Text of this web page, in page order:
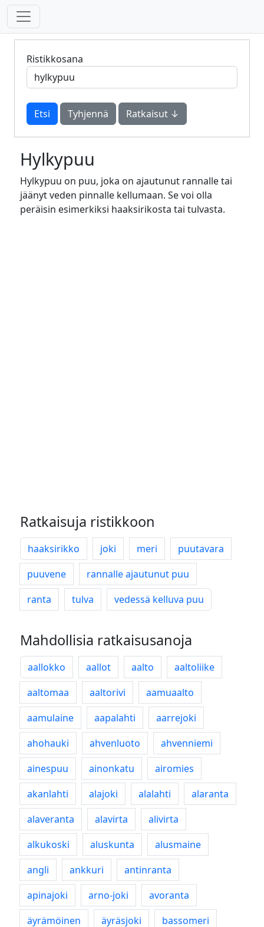
Ristikkosana
Tyhjennä Ratkaisut ↓
Hylkypuu
Hylkypuu on puu, joka on ajautunut rannalle tai
jäänyt veden pinnalle kellumaan. Se voi olla
peräisin esimerkiksi haaksirikosta tai tulvasta.
Ratkaisuja ristikkoon
haaksirikko joki meri
puutavara
puuvene
rannalle ajautunut puu
ranta
tulva vedessä kelluva puu
Mahdollisia ratkaisusanoja
aallokko aallot aalto
aaltoliike
aaltomaa
aaltorivi
aamuaalto
aamulaine
aapalahti
aarrejoki
ahohauki
ahvenluoto
ahvenniemi
ainespuu
ainonkatu
airomies
akanlahti
alajoki alalahti
alaranta
alaveranta
alavirta
alivirta
alkukoski
aluskunta
alusmaine
angli
ankkuri
antinranta
apinajoki
arno-joki
avoranta
äyrämöinen
äyräsjoki
bassomeri